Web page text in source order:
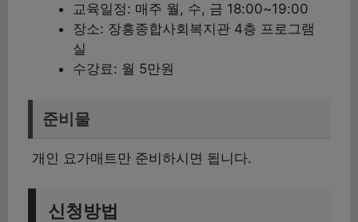
교육일정: 매주 월, 수, 금 18:00~19:00
장소: 장흥종합사회복지관 4층 프로그램
실
수강료: 월 5만원
준비물
개인 요가매트만 준비하시면 됩니다.
신청방법